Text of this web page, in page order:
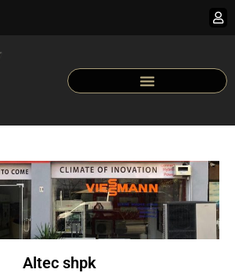
Altec shpk